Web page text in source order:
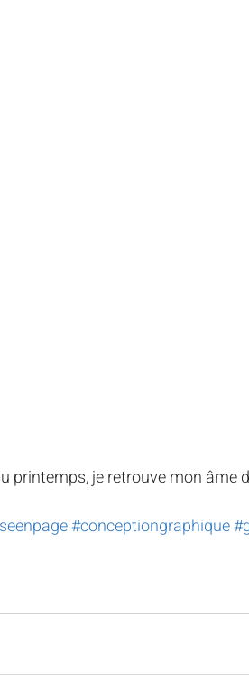
printemps, je retrouve mon âme
#conceptiongraphique